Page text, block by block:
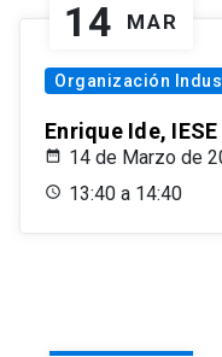
14 MAR
Organización
Enrique Ide, IESE
14 de Marzo de
13:40 a 14:40